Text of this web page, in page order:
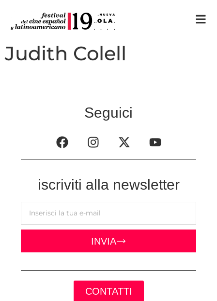
Judith Colell
Seguici
iscriviti alla newsletter
INVIA
CONTATTI